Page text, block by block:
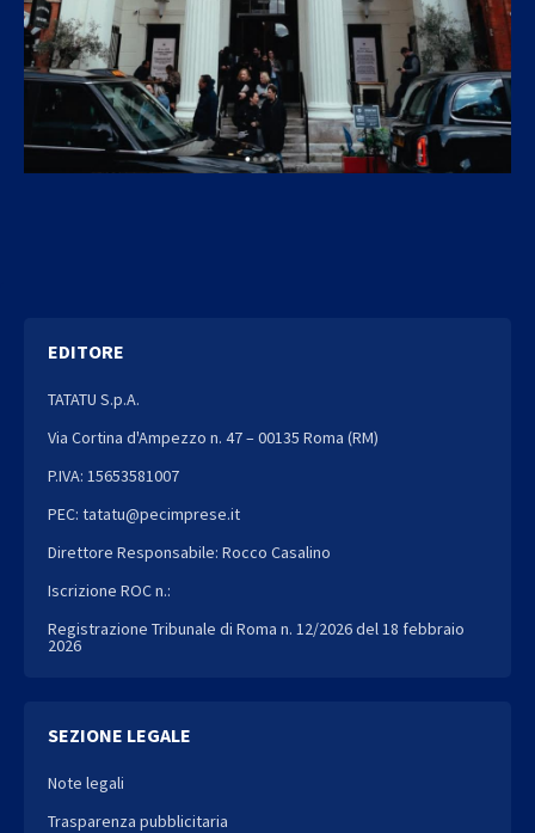
EDITORE
TATATU S.p.A.
Via Cortina d'Ampezzo n. 47 – 00135 Roma (RM)
P.IVA: 15653581007
PEC: tatatu@pecimprese.it
Direttore Responsabile: Rocco Casalino
Iscrizione ROC n.:
Registrazione Tribunale di Roma n. 12/2026 del 18 febbraio
2026
SEZIONE LEGALE
Note legali
Trasparenza pubblicitaria